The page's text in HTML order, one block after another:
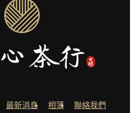
最新消息 相簿 聯絡我們